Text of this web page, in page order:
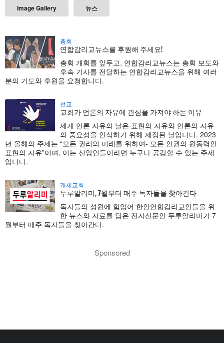
Image Gallery 뉴스
총회
연합감리교뉴스를 후원해 주세요!
총회 개회를 앞두고, 연합감리교뉴스는 총회 보도와
후속 기사를 전달하는 연합감리교뉴스을 위해 여러
분의 기도와 후원을 요청합니다.
선교
교회가 언론의 자유에 관심을 가져야 하는 이유
세계 언론 자유의 날은 표현의 자유와 언론의 자유
의 중요성을 인식하기 위해 제정된 날입니다. 2023
년 올해의 주제는 “모든 권리의 미래를 위하여- 모든 인권의 원동력인
표현의 자유”이며, 이는 신앙인들이라면 누구나 공감할 수 있는 주제
입니다.
개체교회
두루알리미, 7월부터 매주 독자들을 찾아간다
독자들의 성원에 힘입어 한인연합감리교인들을 위
한 뉴스와 자료를 담은 전자신문인 두루알리미가 7
월부터 매주 독자들을 찾아간다.
Sponsored